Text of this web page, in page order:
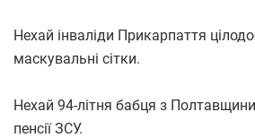
Нехай інваліди Прикарпаття
маскувальні сітки.
Нехай 94-літня бабця з
пенсії ЗСУ.